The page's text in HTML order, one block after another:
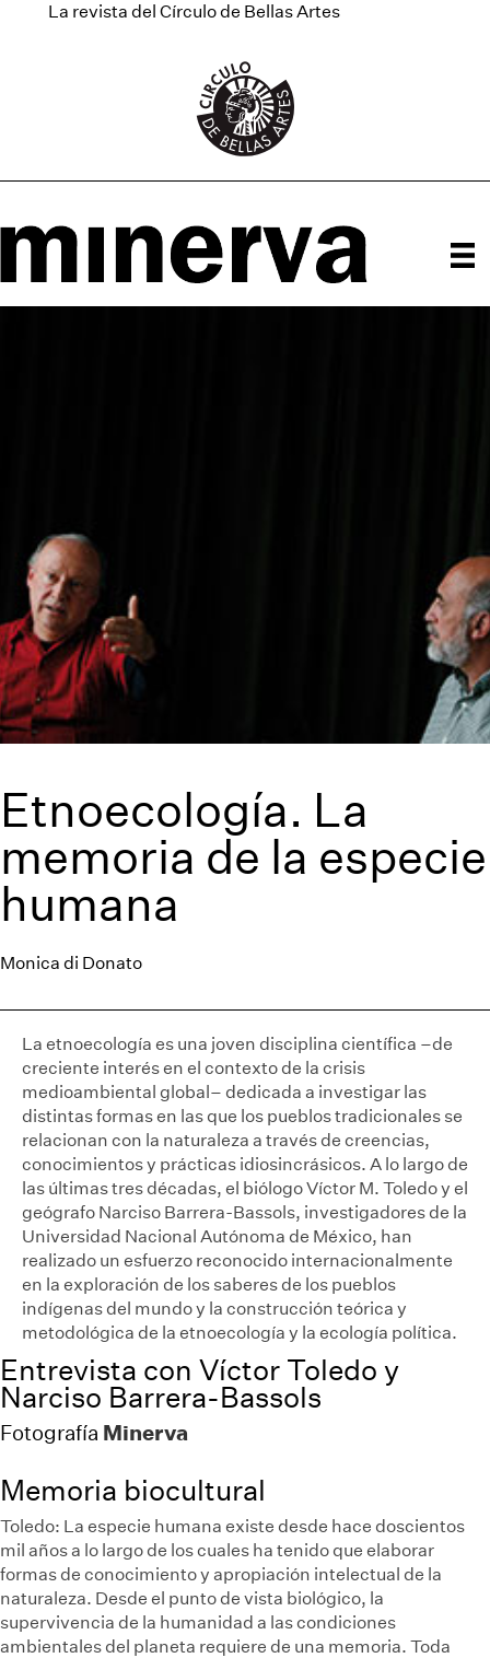
La revista del Círculo de Bellas Artes
Etnoecología. La
memoria de la especie
humana
Monica di Donato
La etnoecología es una joven disciplina científica –de
creciente interés en el contexto de la crisis
medioambiental global– dedicada a investigar las
distintas formas en las que los pueblos tradicionales se
relacionan con la naturaleza a través de creencias,
conocimientos y prácticas idiosincrásicos. A lo largo de
las últimas tres décadas, el biólogo Víctor M. Toledo y el
geógrafo Narciso Barrera-Bassols, investigadores de la
Universidad Nacional Autónoma de México, han
realizado un esfuerzo reconocido internacionalmente
en la exploración de los saberes de los pueblos
indígenas del mundo y la construcción teórica y
metodológica de la etnoecología y la ecología política.
Entrevista con Víctor Toledo y
Narciso Barrera-Bassols
Fotografía Minerva
Memoria biocultural
Toledo: La especie humana existe desde hace doscientos
mil años a lo largo de los cuales ha tenido que elaborar
formas de conocimiento y apropiación intelectual de la
naturaleza. Desde el punto de vista biológico, la
supervivencia de la humanidad a las condiciones
ambientales del planeta requiere de una memoria. Toda